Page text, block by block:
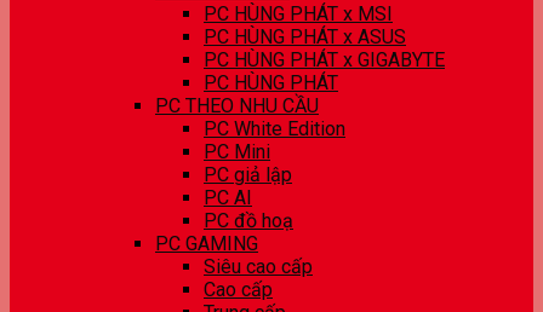
PC HÙNG PHÁT x MSI
PC HÙNG PHÁT x ASUS
PC HÙNG PHÁT x GIGABYTE
PC HÙNG PHÁT
PC THEO NHU CẦU
PC White Edition
PC Mini
PC giả lập
PC AI
PC đồ hoạ
PC GAMING
Siêu cao cấp
Cao cấp